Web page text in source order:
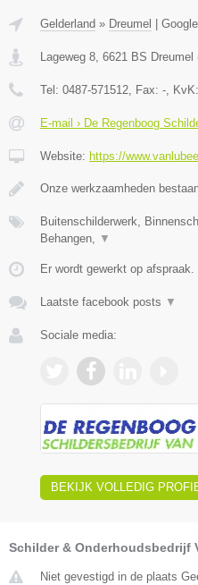
Gelderland » Dreumel
Lageweg 8, 6621 BS Dreumel
Tel: 0487-571512, Fax: -, KvK:
E-mail › De Regenboog
Website: https://
Onze werkzaamheden
Buitenschilderwerk,
Behangen, ▼
Er wordt gewerkt op afspraak.
Laatste facebook posts ▼
Sociale media:
BEKIJK VOLLEDIG
Schilder & Onderhoudsbedrijf
Niet gevestigd in de plaats